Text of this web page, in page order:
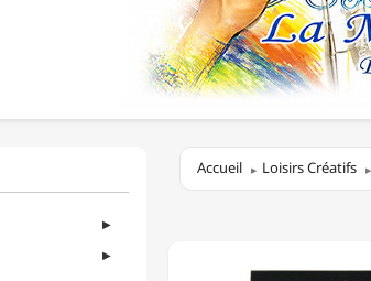
Accueil Loisirs Créatifs